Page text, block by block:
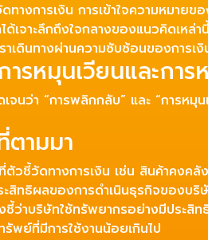
ทางการเงิน การเข้าใจความหมา
ด้เจาะลึกถึงใจกลางของแนวคิดเห
เดินทางผ่านความซับซ้อนของการเ
หมุนเวียนและการ
เจนว่า “การพลิกกลับ” และ “การห
ตามมา
ตัวชี้วัดทางการเงิน เช่น สินค้าคง
สิทธิผลของการดำเนินธุรกิจของบริ
ว่าบริษัทใช้ทรัพยากรอย่างมีประ
พย์ที่มีการใช้งานน้อยเกินไป